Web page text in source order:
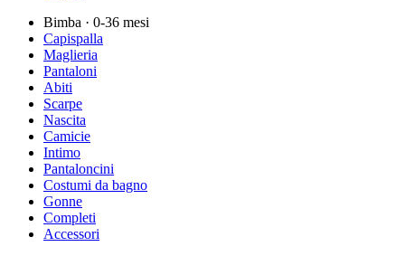
Bimba · 0-36 mesi
Capispalla
Maglieria
Pantaloni
Abiti
Scarpe
Nascita
Camicie
Intimo
Pantaloncini
Costumi da bagno
Gonne
Completi
Accessori